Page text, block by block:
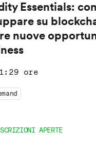
Essentials:
su
nuove
1:29 ore
APERTE